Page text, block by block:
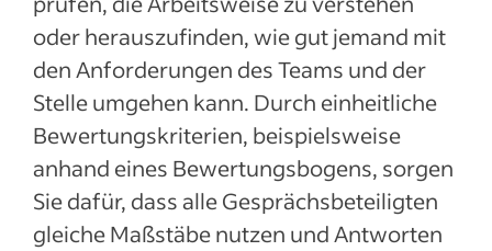
oder herauszufinden, wie gut jemand mit
den Anforderungen des Teams und der
Stelle umgehen kann. Durch einheitliche
Bewertungskriterien, beispielsweise
anhand eines Bewertungsbogens, sorgen
Sie dafür, dass alle Gesprächsbeteiligten
gleiche Maßstäbe nutzen und Antworten